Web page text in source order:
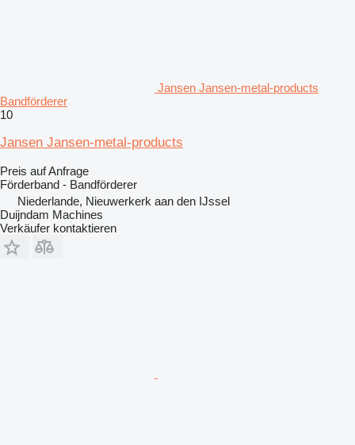
Jansen Jansen-metal-products
Bandförderer
10
Jansen Jansen-metal-products
Preis auf Anfrage
Förderband - Bandförderer
Niederlande, Nieuwerkerk aan den IJssel
Duijndam Machines
Verkäufer kontaktieren